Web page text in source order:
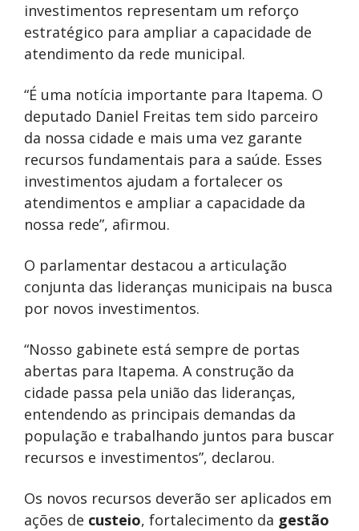
investimentos representam um reforço
estratégico para ampliar a capacidade de
atendimento da rede municipal.
“É uma notícia importante para Itapema. O
deputado Daniel Freitas tem sido parceiro
da nossa cidade e mais uma vez garante
recursos fundamentais para a saúde. Esses
investimentos ajudam a fortalecer os
atendimentos e ampliar a capacidade da
nossa rede”, afirmou.
O parlamentar destacou a articulação
conjunta das lideranças municipais na busca
por novos investimentos.
“Nosso gabinete está sempre de portas
abertas para Itapema. A construção da
cidade passa pela união das lideranças,
entendendo as principais demandas da
população e trabalhando juntos para buscar
recursos e investimentos”, declarou.
Os novos recursos deverão ser aplicados em
ações de custeio, fortalecimento da gestão